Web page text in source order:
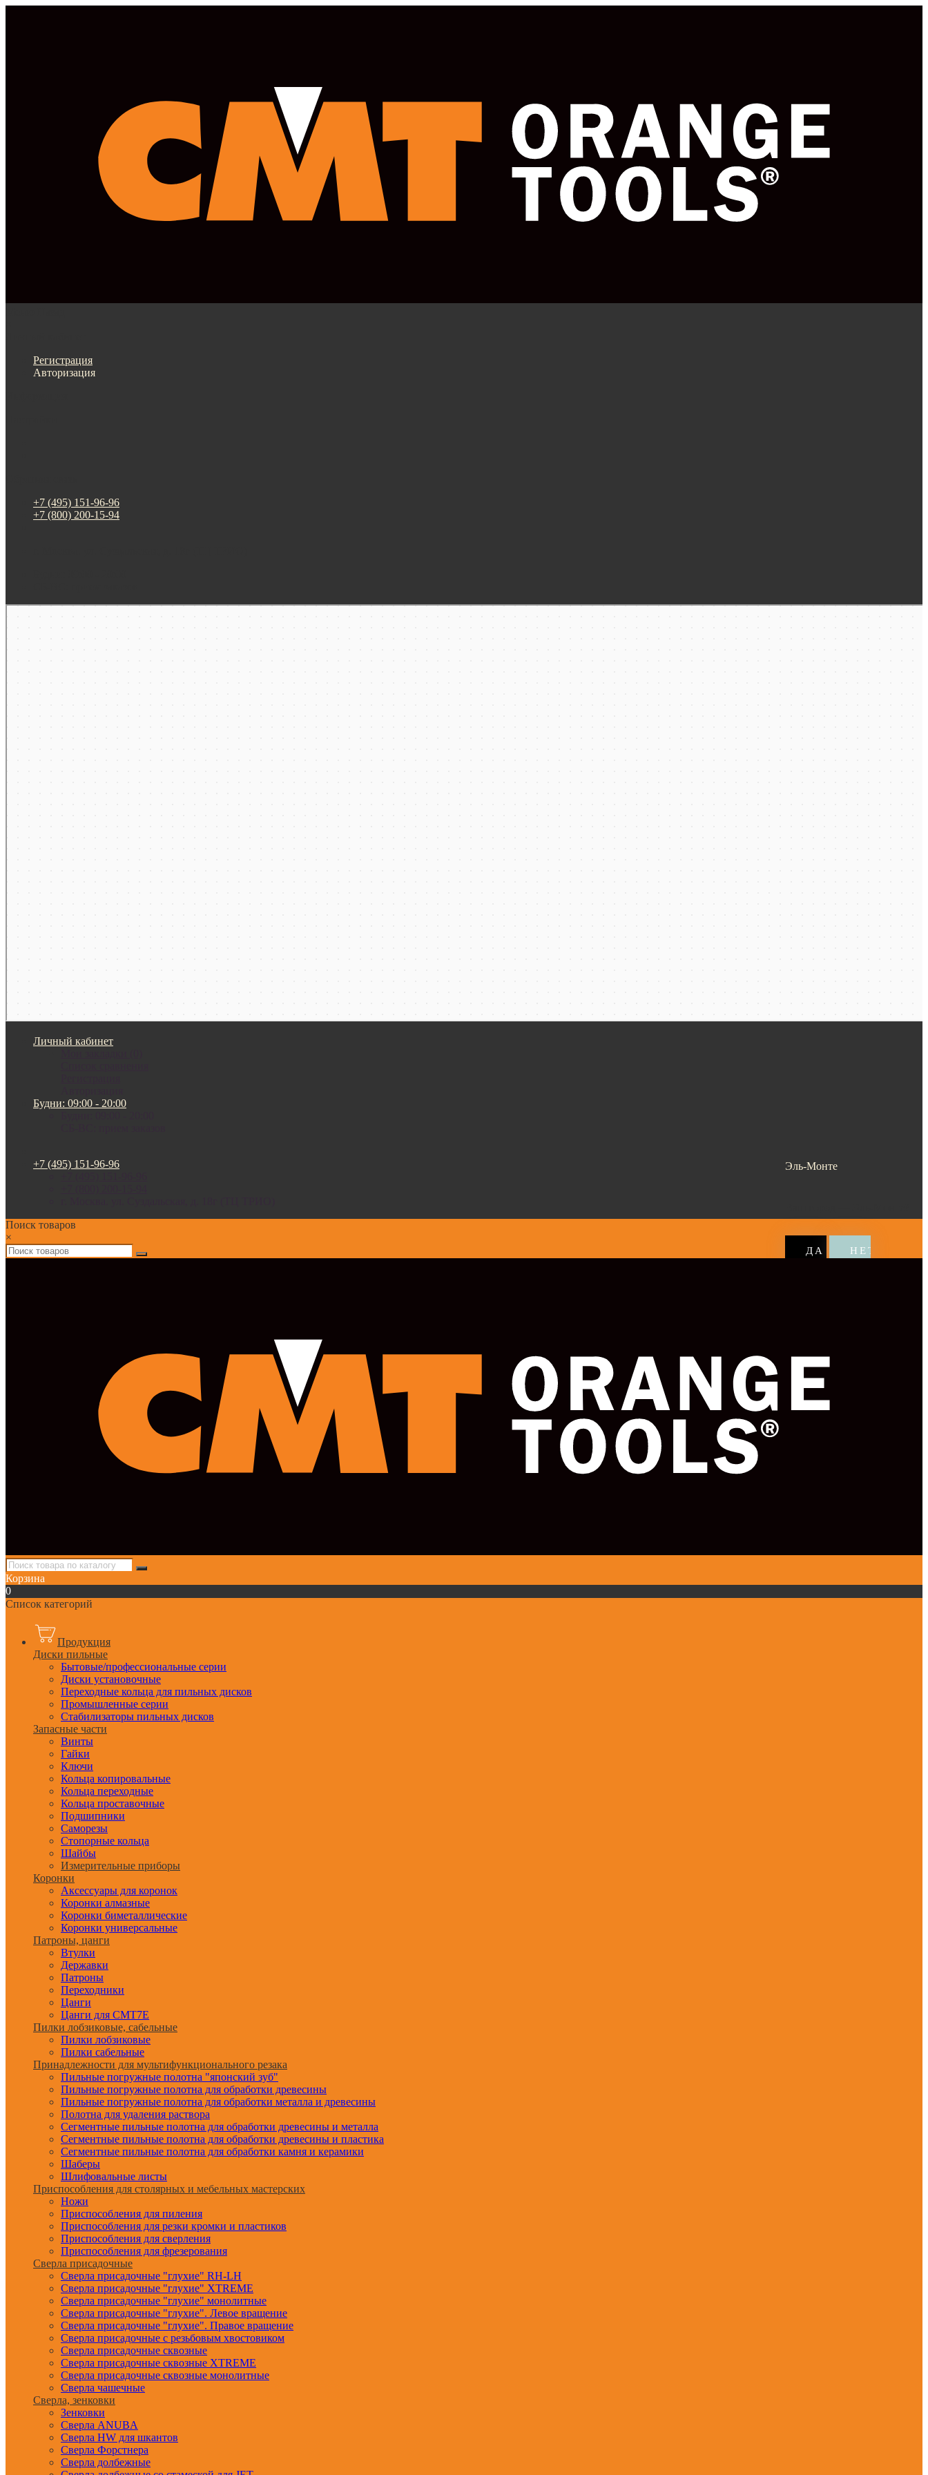
Регистрация
Авторизация
+7 (495) 151-96-96
+7 (800) 200-15-94
Москва
Личный кабинет
Будни: 09:00 - 20:00
Эль-Монте
+7 (495) 151-96-96
Поиск товаров
×
Корзина
0
Список категорий
Продукция
Диски пильные
Бытовые/профессиональные серии
Диски установочные
Переходные кольца для пильных дисков
Промышленные серии
Стабилизаторы пильных дисков
Запасные части
Винты
Гайки
Ключи
Кольца копировальные
Кольца переходные
Кольца проставочные
Подшипники
Саморезы
Стопорные кольца
Шайбы
Измерительные приборы
Коронки
Аксессуары для коронок
Коронки алмазные
Коронки биметаллические
Коронки универсальные
Патроны, цанги
Втулки
Державки
Патроны
Переходники
Цанги
Цанги для CMT7E
Пилки лобзиковые, сабельные
Пилки лобзиковые
Пилки сабельные
Принадлежности для мультифункционального резака
Пильные погружные полотна "японский зуб"
Пильные погружные полотна для обработки древесины
Пильные погружные полотна для обработки металла и древесины
Полотна для удаления раствора
Сегментные пильные полотна для обработки древесины и металла
Сегментные пильные полотна для обработки древесины и пластика
Сегментные пильные полотна для обработки камня и керамики
Шаберы
Шлифовальные листы
Приспособления для столярных и мебельных мастерских
Ножи
Приспособления для пиления
Приспособления для резки кромки и пластиков
Приспособления для сверления
Приспособления для фрезерования
Сверла присадочные
Сверла присадочные "глухие" RH-LH
Сверла присадочные "глухие" XTREME
Сверла присадочные "глухие" монолитные
Сверла присадочные "глухие". Левое вращение
Сверла присадочные "глухие". Правое вращение
Сверла присадочные с резьбовым хвостовиком
Сверла присадочные сквозные
Сверла присадочные сквозные XTREME
Сверла присадочные сквозные монолитные
Сверла чашечные
Сверла, зенковки
Зенковки
Сверла ANUBA
Сверла HW для шкантов
Сверла Форстнера
Сверла долбежные